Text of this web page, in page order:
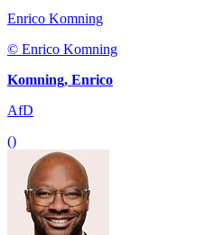
Enrico Komning
© Enrico Komning
Komning, Enrico
AfD
()